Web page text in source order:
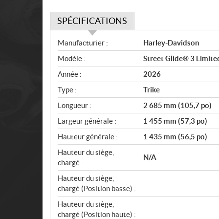
SPÉCIFICATIONS
S
p
é
c
i
f
i
c
a
t
i
o
n
s
Manufacturier :
Harley-Davidson
Modèle :
Street Glide® 3
Année :
2026
Type :
Trike
Longueur :
2 685 mm (105,7 po)
Largeur générale :
1 455 mm (57,3 po)
Hauteur générale :
1 435 mm (56,5 po)
Hauteur du siège,
chargé :
N/A
Hauteur du siège,
chargé (Position basse) :
Hauteur du siège,
chargé (Position haute) :